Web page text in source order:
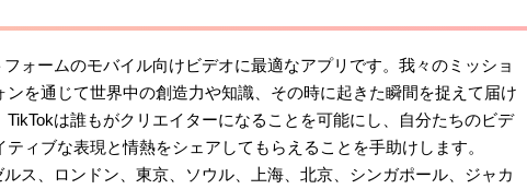
ォームのモバイル向けビデオに最適なアプリです。我々のミッショ
ンを通じて世界中の創造力や知識、その時に起きた瞬間を捉えて届け
TikTokは誰もがクリエイターになることを可能にし、自分たちのビデ
ティブな表現と情熱をシェアしてもらえることを手助けします。
ルス、ロンドン、東京、ソウル、上海、北京、シンガポール、ジャカ